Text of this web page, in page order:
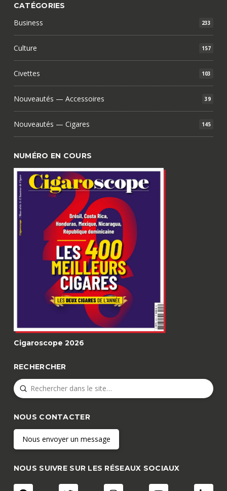
CATÉGORIES
Business 233
Culture 157
Civettes 103
Nouveautés — Accessoires 39
Nouveautés — Cigares 145
NUMÉRO EN COURS
Cigaroscope 2026
RECHERCHER
Search
Submit
NOUS CONTACTER
Nous envoyer un message
NOUS SUIVRE SUR LES RÉSEAUX SOCIAUX